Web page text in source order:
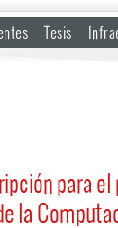
Tesis
para
la